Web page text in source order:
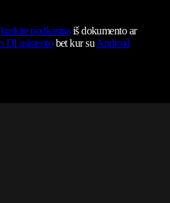
kurkite podkastusiš dokumento ar
DI asistentobet kur suAndroid